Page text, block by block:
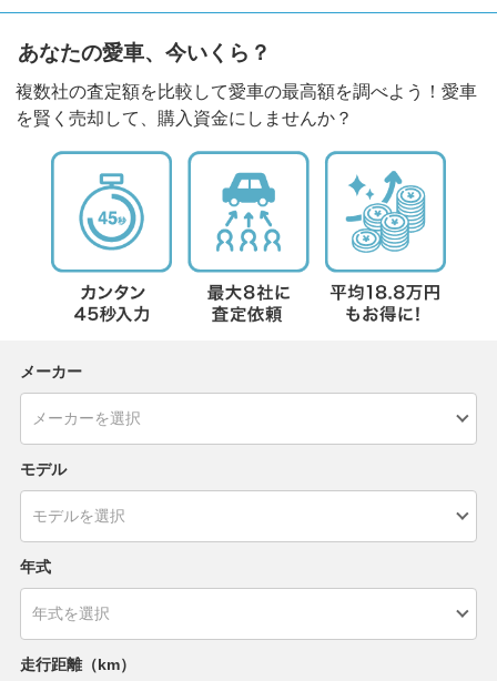
あなたの愛車、今いくら？
複数社の査定額を比較して愛車の最高額を調べよう！愛車
を賢く売却して、購入資金にしませんか？
メーカー
モデル
年式
走行距離（km）